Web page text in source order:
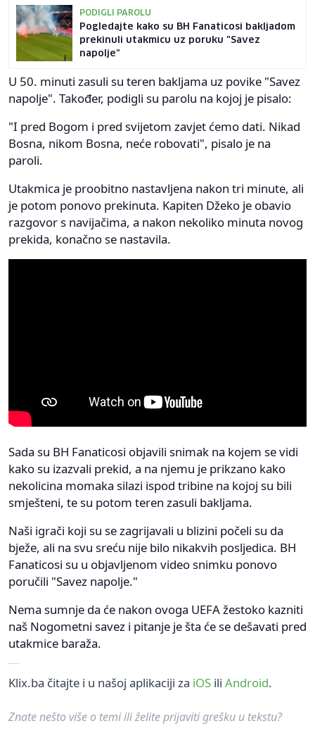
PODIGLI PAROLU
Pogledajte kako su BH Fanaticosi bakljadom
prekinuli utakmicu uz poruku "Savez
napolje"
U 50. minuti zasuli su teren bakljama uz povike "Savez
napolje". Također, podigli su parolu na kojoj je pisalo:
"I pred Bogom i pred svijetom zavjet ćemo dati. Nikad
Bosna, nikom Bosna, neće robovati", pisalo je na
paroli.
Utakmica je proobitno nastavljena nakon tri minute, ali
je potom ponovo prekinuta. Kapiten Džeko je obavio
razgovor s navijačima, a nakon nekoliko minuta novog
prekida, konačno se nastavila.
Sada su BH Fanaticosi objavili snimak na kojem se vidi
kako su izazvali prekid, a na njemu je prikzano kako
nekolicina momaka silazi ispod tribine na kojoj su bili
smješteni, te su potom teren zasuli bakljama.
Naši igrači koji su se zagrijavali u blizini počeli su da
bježe, ali na svu sreću nije bilo nikakvih posljedica. BH
Fanaticosi su u objavljenom video snimku ponovo
poručili "Savez napolje."
Nema sumnje da će nakon ovoga UEFA žestoko kazniti
naš Nogometni savez i pitanje je šta će se dešavati pred
utakmice baraža.
Klix.ba čitajte i u našoj aplikaciji za iOS ili Android.
Znate nešto više o temi ili želite prijaviti grešku u tekstu?